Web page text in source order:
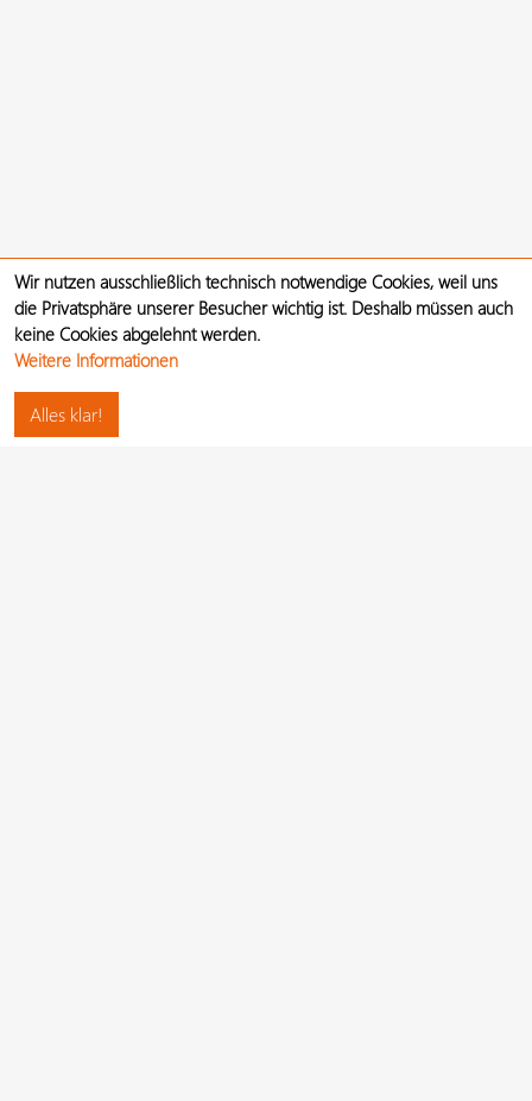
Wir nutzen ausschließlich technisch notwendige Cookies, weil uns
die Privatsphäre unserer Besucher wichtig ist. Deshalb müssen auch
keine Cookies abgelehnt werden.
Weitere Informationen
Alles klar!